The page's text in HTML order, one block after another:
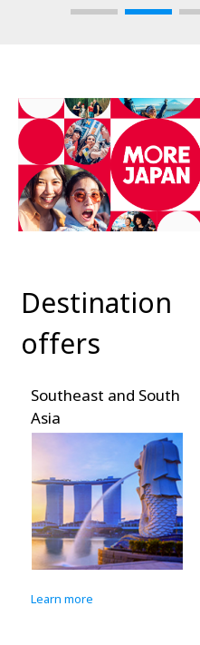
Destination
offers
Southeast and South
Asia
Learn more